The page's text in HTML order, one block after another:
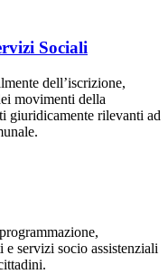
Sociali
dell’iscrizione,
movimenti della
giuridicamente rilevanti ad
servizi socio assistenziali